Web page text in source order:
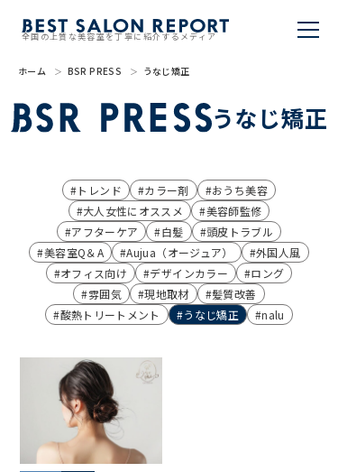
全国の上質な美容室を丁寧に紹介するメディア
BSR PRESS
ライター
美容室を推薦する
掲載・取材依頼
ホーム BSR PRESS うなじ矯正
うなじ矯正
トレンド カラー剤
おうち美容
大人女性にオススメ
美容師監修
アフターケア
白髪
頭皮トラブル
美容室Q＆A
Aujua（オージュア）
外国人風
オフィス向け
デザインカラー
ロング
雰囲気
現地取材
髪質改善
酸熱トリートメント
うなじ矯正 nalu